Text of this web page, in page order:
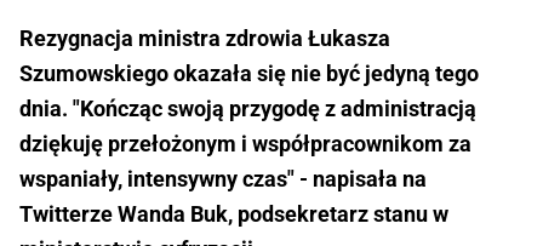
Rezygnacja ministra zdrowia Łukasza
Szumowskiego okazała się nie być jedyną tego
dnia. "Kończąc swoją przygodę z administracją
dziękuję przełożonym i współpracownikom za
wspaniały, intensywny czas" - napisała na
Twitterze Wanda Buk, podsekretarz stanu w